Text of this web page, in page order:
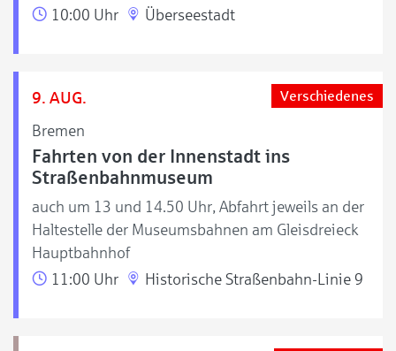
10:00 Uhr Überseestadt
9. AUG.
Bremen
Verschiedenes
Fahrten von der Innenstadt ins
Straßenbahnmuseum
auch um 13 und 14.50 Uhr, Abfahrt jeweils an der
Haltestelle der Museumsbahnen am Gleisdreieck
Hauptbahnhof
11:00 Uhr
Historische Straßenbahn-Linie 9